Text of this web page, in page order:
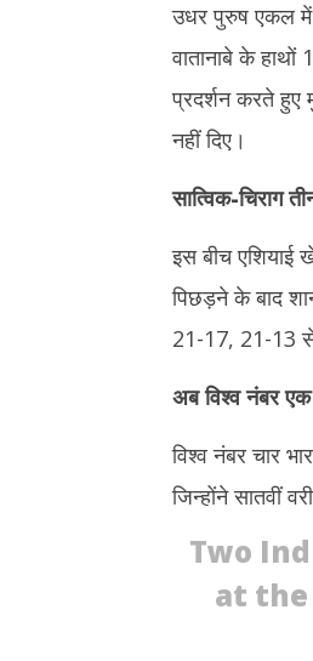
उधर पुरुष एकल में
वातानाबे के
प्रदर्शन करते हुए
नहीं दिए।
सात्विक-चिराग
इस बीच एशियाई
पिछड़ने के बाद
21-17, 21-13 से
अब विश्व नंबर एक
विश्व नंबर चार
जिन्होंने सातवीं
Two
at the